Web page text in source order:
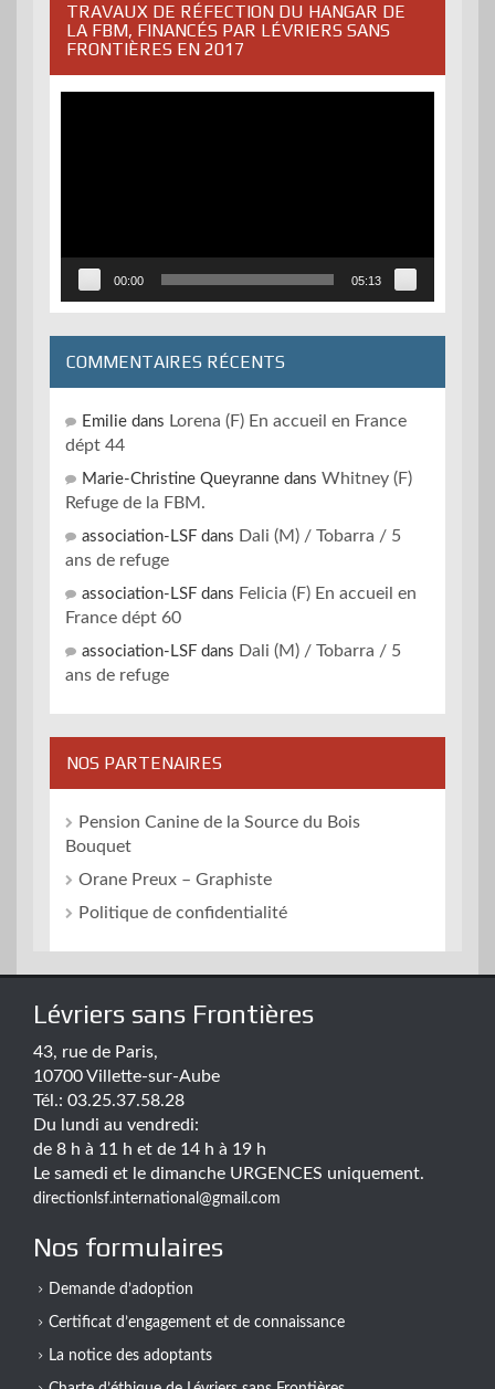
TRAVAUX DE RÉFECTION DU HANGAR DE
LA FBM, FINANCÉS PAR LÉVRIERS SANS
FRONTIÈRES EN 2017
00:00 05:13
COMMENTAIRES RÉCENTS
Emilie dans Lorena (F) En accueil en France
dépt 44
Marie-Christine Queyranne dans Whitney (F)
Refuge de la FBM.
association-LSF dans Dali (M) / Tobarra / 5
ans de refuge
association-LSF dans Felicia (F) En accueil en
France dépt 60
association-LSF dans Dali (M) / Tobarra / 5
ans de refuge
NOS PARTENAIRES
Pension Canine de la Source du Bois
Bouquet
Orane Preux – Graphiste
Politique de confidentialité
Lévriers sans Frontières
43, rue de Paris,
10700 Villette-sur-Aube
Tél.: 03.25.37.58.28
Du lundi au vendredi:
de 8 h à 11 h et de 14 h à 19 h
Le samedi et le dimanche URGENCES uniquement.
directionlsf.international@gmail.com
Nos formulaires
Demande d’adoption
Certificat d’engagement et de connaissance
La notice des adoptants